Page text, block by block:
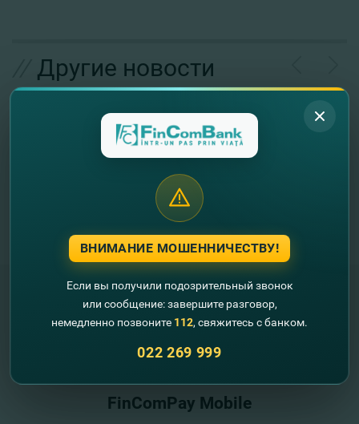
Другие новости
Схемы гарантирования депозитов
Республики Молдова
FinComPay Mobile
ВНИМАНИЕ МОШЕННИЧЕСТВУ!
Если вы получили подозрительный звонок
или сообщение: завершите разговор,
немедленно позвоните 112, свяжитесь с банком.
022 269 999